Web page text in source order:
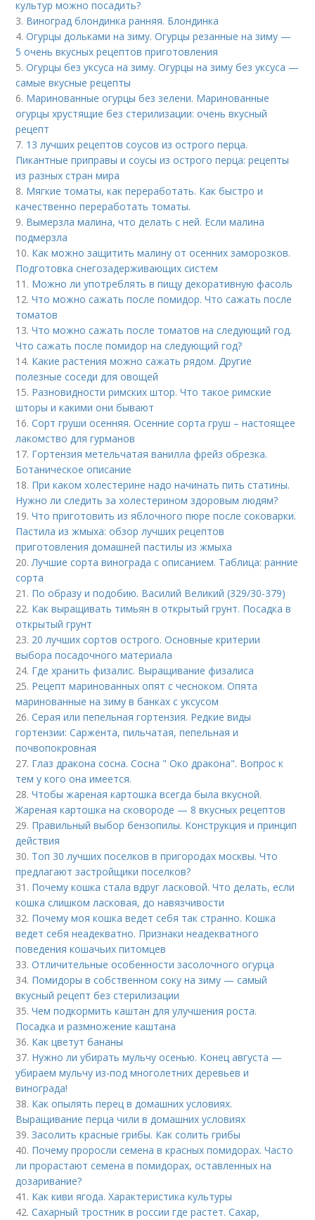
культур можно посадить?
3. Виноград блондинка ранняя. Блондинка
4.Огурцы дольками на зиму. Огурцы резанные на зиму —
5 очень вкусных рецептов приготовления
5.Огурцы без уксуса на зиму. Огурцы на зиму без уксуса —
самые вкусные рецепты
6. Маринованные огурцы без зелени. Маринованные
огурцы хрустящие без стерилизации: очень вкусный
рецепт
7. 13 лучших рецептов соусов из острого перца.
Пикантные приправы и соусы из острого перца: рецепты
из разных стран мира
8. Мягкие томаты, как переработать. Как быстро и
качественно переработать томаты.
9. Вымерзла малина, что делать с ней. Если малина
подмерзла
10. Как можно защитить малину от осенних заморозков.
Подготовка снегозадерживающих систем
11. Можно ли употреблять в пищу декоративную фасоль
12.Что можно сажать после помидор. Что сажать после
томатов
13.Что можно сажать после томатов на следующий год.
Что сажать после помидор на следующий год?
14. Какие растения можно сажать рядом. Другие
полезные соседи для овощей
15. Разновидности римских штор. Что такое римские
шторы и какими они бывают
16.Сорт груши осенняя. Осенние сорта груш – настоящее
лакомство для гурманов
17. Гортензия метельчатая ванилла фрейз обрезка.
Ботаническое описание
18. При каком холестерине надо начинать пить статины.
Нужно ли следить за холестерином здоровым людям?
19.Что приготовить из яблочного пюре после соковарки.
Пастила из жмыха: обзор лучших рецептов
приготовления домашней пастилы из жмыха
20.Лучшие сорта винограда с описанием. Таблица: ранние
сорта
21. По образу и подобию. Василий Великий (329/30-379)
22. Как выращивать тимьян в открытый грунт. Посадка в
открытый грунт
23. 20 лучших сортов острого. Основные критерии
выбора посадочного материала
24. Где хранить физалис. Выращивание физалиса
25. Рецепт маринованных опят с чесноком. Опята
маринованные на зиму в банках с уксусом
26.Серая или пепельная гортензия. Редкие виды
гортензии: Саржента, пильчатая, пепельная и
почвопокровная
27. Глаз дракона сосна. Сосна " Око дракона". Вопрос к
тем у кого она имеется.
28.Чтобы жареная картошка всегда была вкусной.
Жареная картошка на сковороде — 8 вкусных рецептов
29. Правильный выбор бензопилы. Конструкция и принцип
действия
30. Топ 30 лучших поселков в пригородах москвы. Что
предлагают застройщики поселков?
31. Почему кошка стала вдруг ласковой. Что делать, если
кошка слишком ласковая, до навязчивости
32. Почему моя кошка ведет себя так странно. Кошка
ведет себя неадекватно. Признаки неадекватного
поведения кошачьих питомцев
33.Отличительные особенности засолочного огурца
34. Помидоры в собственном соку на зиму — самый
вкусный рецепт без стерилизации
35.Чем подкормить каштан для улучшения роста.
Посадка и размножение каштана
36. Как цветут бананы
37. Нужно ли убирать мульчу осенью. Конец августа —
убираем мульчу из-под многолетних деревьев и
винограда!
38. Как опылять перец в домашних условиях.
Выращивание перца чили в домашних условиях
39.Засолить красные грибы. Как солить грибы
40. Почему проросли семена в красных помидорах. Часто
ли прорастают семена в помидорах, оставленных на
дозаривание?
41. Как киви ягода. Характеристика культуры
42.Сахарный тростник в россии где растет. Сахар,